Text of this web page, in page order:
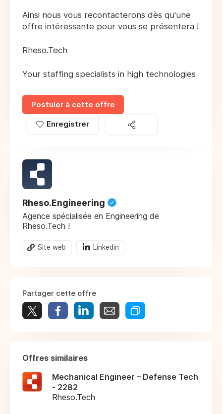
Ainsi nous vous recontacterons dès qu'une
offre intéressante pour vous se présentera !
Rheso.Tech
Your staffing specialists in high technologies
Postuler à cette offre
Enregistrer
Rheso.Engineering
Agence spécialisée en Engineering de
Rheso.Tech !
Site web Linkedin
Partager cette offre
Offres similaires
Mechanical Engineer – Defense Tech
- 2282
Rheso.Tech